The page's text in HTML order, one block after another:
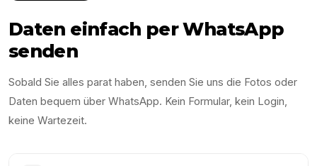
Daten einfach per WhatsApp
senden
Sobald Sie alles parat haben, senden Sie uns die Fotos oder
Daten bequem über WhatsApp. Kein Formular, kein Login,
keine Wartezeit.